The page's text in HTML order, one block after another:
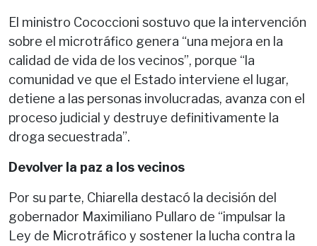
El ministro Cococcioni sostuvo que la intervención
sobre el microtráfico genera “una mejora en la
calidad de vida de los vecinos”, porque “la
comunidad ve que el Estado interviene el lugar,
detiene a las personas involucradas, avanza con el
proceso judicial y destruye definitivamente la
droga secuestrada”.
Devolver la paz a los vecinos
Por su parte, Chiarella destacó la decisión del
gobernador Maximiliano Pullaro de “impulsar la
Ley de Microtráfico y sostener la lucha contra la